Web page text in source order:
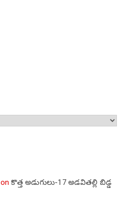
onకొత్త అడుగులు-17 అడవితల్లి బిడ్డ